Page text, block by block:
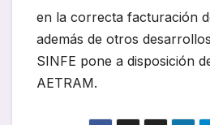
en la correcta facturación
además de otros
SINFE pone a disposición
AETRAM.